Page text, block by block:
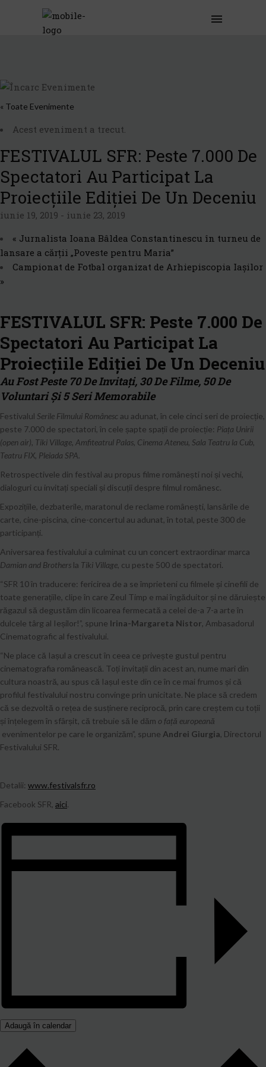
« Toate Evenimente
Acest eveniment a trecut.
FESTIVALUL SFR: Peste 7.000 De
Spectatori Au Participat La
Proiecțiile Ediției De Un Deceniu
iunie 19, 2019 - iunie 23, 2019
« Jurnalista Ioana Bâldea Constantinescu în turneu de
lansare a cărții „Poveste pentru Maria”
Campionat de Fotbal organizat de Arhiepiscopia Iașilor
»
FESTIVALUL SFR: Peste 7.000 De
Spectatori Au Participat La
Proiecțiile Ediției De Un Deceniu
Au Fost Peste 70 De Invitați, 30 De Filme, 50 De
Voluntari Și 5 Seri Memorabile
Festivalul Serile Filmului Românesc au adunat, în cele cinci seri de proiecție,
peste 7.000 de spectatori, în cele șapte spații de proiecție: Piața Unirii
(open air), Tiki Village, Amfiteatrul Palas, Cinema Ateneu, Sala Teatru la Cub,
Teatru FIX, Pleiada SPA.
Retrospectivele din festival au propus filme românești noi și vechi,
dialoguri cu invitați speciali și discuții despre filmul românesc.
Expozițiile, dezbaterile, maratonul de reclame românești, lansările de
carte, cine-piscina, cine-concertul au adunat, în total, peste 300 de
participanți.
Aniversarea festivalului a culminat cu un concert extraordinar marca
Damian and Brothers la Tiki Village, cu peste 500 de spectatori.
“SFR 10 în traducere: fericirea de a se împrieteni cu filmele și cinefili de
toate generațiile, clipe în care Zeul Timp e mai îngăduitor și ne dăruiește
răgazul să degustăm din licoarea fermecată a celei de-a 7-a arte în
dulcele târg al Ieșilor!”, spune Irina-Margareta Nistor, Ambasadorul
Cinematografic al festivalului.
“Ne place că Iașul a crescut în ceea ce privește gustul pentru
cinematografia românească. Toți invitații din acest an, nume mari din
cultura noastră, au spus că Iașul este din ce în ce mai frumos și că
profilul festivalului nostru convinge prin unicitate. Ne place să credem
că se dezvoltă o rețea de susținere reciprocă, prin care creștem cu toții
și înțelegem în sfârșit, că trebuie să le dăm o față europeană
evenimentelor pe care le organizăm”, spune Andrei Giurgia, Directorul
Festivalului SFR.
Detalii: www.festivalsfr.ro
Facebook SFR, aici.
Adaugă în calendar